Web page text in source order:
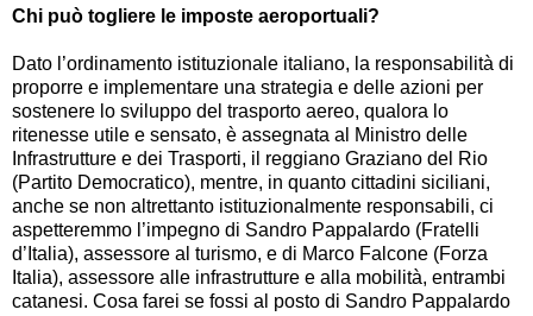
Chi può togliere le imposte aeroportuali?
Dato l’ordinamento istituzionale italiano, la responsabilità di
proporre e implementare una strategia e delle azioni per
sostenere lo sviluppo del trasporto aereo, qualora lo
ritenesse utile e sensato, è assegnata al Ministro delle
Infrastrutture e dei Trasporti, il reggiano Graziano del Rio
(Partito Democratico), mentre, in quanto cittadini siciliani,
anche se non altrettanto istituzionalmente responsabili, ci
aspetteremmo l’impegno di Sandro Pappalardo (Fratelli
d’Italia), assessore al turismo, e di Marco Falcone (Forza
Italia), assessore alle infrastrutture e alla mobilità, entrambi
catanesi. Cosa farei se fossi al posto di Sandro Pappalardo